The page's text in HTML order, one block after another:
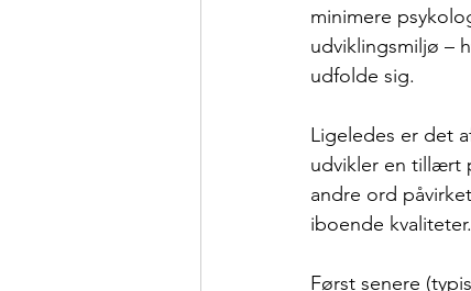
minimere
udviklingsmiljø –
udfolde sig.
Ligeledes er det
udvikler en tillært
andre ord
iboende kvaliteter.
Først senere